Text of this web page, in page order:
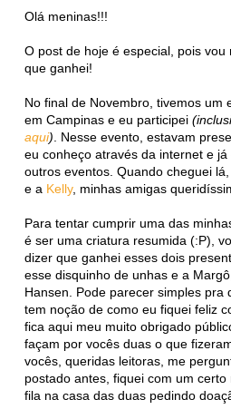
Olá meninas!!!
O post de hoje é especial, pois
que ganhei!
No final de Novembro, tivemos um
em Campinas e eu participei
aqui) . Nesse evento, estavam
eu conheço através da internet e
outros eventos. Quando cheguei
e a Kelly, minhas amigas
Para tentar cumprir uma das
é ser uma criatura resumida (:P),
dizer que ganhei esses dois
esse disquinho de unhas e a
Hansen. Pode parecer simples pra
tem noção de como eu fiquei feliz
fica aqui meu muito obrigado
façam por vocês duas o que
vocês, queridas leitoras, me
postado antes, fiquei com um
fila na casa das duas pedindo